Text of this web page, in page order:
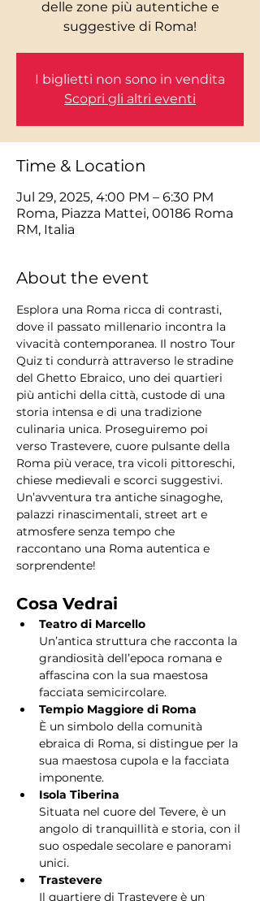
delle zone più autentiche e
I biglietti non sono in vendita
Scopri gli altri eventi
Time & Location
Jul 29, 2025, 4:00 PM – 6:30 PM
Roma, Piazza Mattei, 00186 Roma
RM, Italia
About the event
Esplora una Roma ricca di contrasti,
dove il passato millenario incontra la
vivacità contemporanea. Il nostro Tour
Quiz ti condurrà attraverso le stradine
del Ghetto Ebraico, uno dei quartieri
più antichi della città, custode di una
storia intensa e di una tradizione
culinaria unica. Proseguiremo poi
verso Trastevere, cuore pulsante della
Roma più verace, tra vicoli pittoreschi,
chiese medievali e scorci suggestivi.
Un’avventura tra antiche sinagoghe,
palazzi rinascimentali, street art e
atmosfere senza tempo che
raccontano una Roma autentica e
sorprendente!
Cosa Vedrai
Teatro di Marcello
Un’antica struttura che racconta la
grandiosità dell’epoca romana e
affascina con la sua maestosa
facciata semicircolare.
Tempio Maggiore di Roma
È un simbolo della comunità
ebraica di Roma, si distingue per la
sua maestosa cupola e la facciata
imponente.
Isola Tiberina
Situata nel cuore del Tevere, è un
angolo di tranquillità e storia, con il
suo ospedale secolare e panorami
unici.
Trastevere
Il quartiere di Trastevere è un